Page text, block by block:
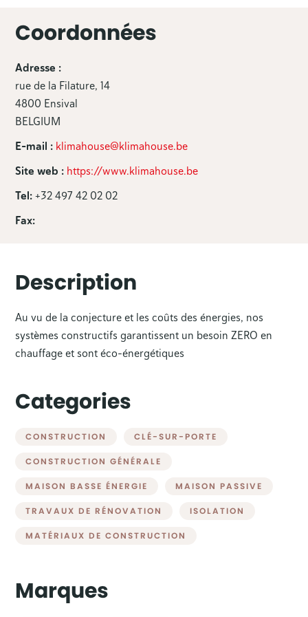
Coordonnées
Adresse :
rue de la Filature, 14
4800 Ensival
BELGIUM
E-mail : klimahouse@klimahouse.be
Site web : https://www.klimahouse.be
Tel:+32 497 42 02 02
Fax:
Description
Au vu de la conjecture et les coûts des énergies, nos
systèmes constructifs garantissent un besoin ZERO en
chauffage et sont éco-énergétiques
Categories
CONSTRUCTION CLÉ-SUR-PORTE
CONSTRUCTION GÉNÉRALE
MAISON BASSE ÉNERGIE MAISON PASSIVE
TRAVAUX DE RÉNOVATION ISOLATION
MATÉRIAUX DE CONSTRUCTION
Marques